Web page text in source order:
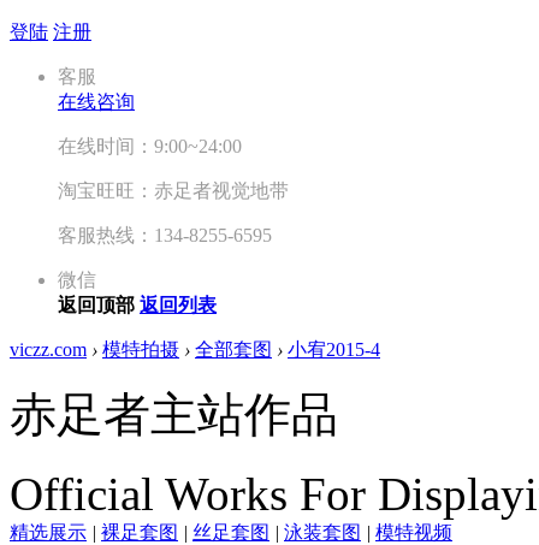
登陆 注册
客服
在线咨询
在线时间：9:00~24:00
淘宝旺旺：赤足者视觉地带
客服热线：134-8255-6595
微信
返回顶部 返回列表
viczz.com › 模特拍摄 › 全部套图 › 小宥2015-4
赤足者主站作品
Official Works For
精选展示 | 裸足套图 | 丝足套图 | 泳装套图 | 模特视频